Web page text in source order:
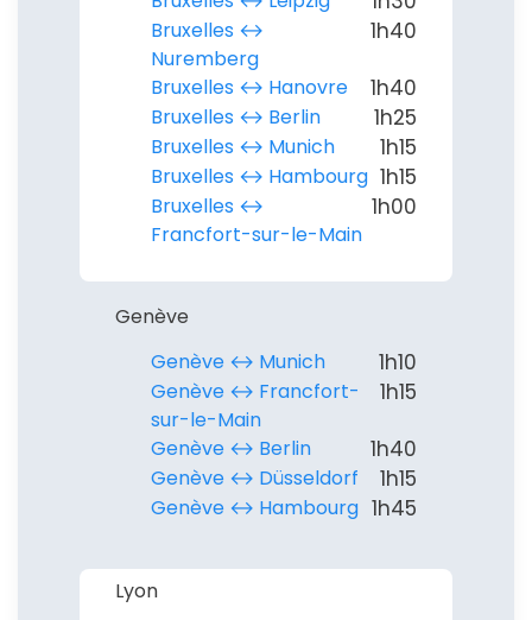
Bruxelles ↔︎
Nuremberg
1h40
Bruxelles ↔︎ Hanovre 1h40
Bruxelles ↔︎ Berlin 1h25
Bruxelles ↔︎ Munich 1h15
Bruxelles ↔︎ Hambourg 1h15
Bruxelles ↔︎
Francfort-sur-le-Main
1h00
Genève
Genève ↔︎ Munich
1h10
Genève ↔︎ Francfort-
sur-le-Main
1h15
Genève ↔︎ Berlin 1h40
Genève ↔︎ Düsseldorf 1h15
Genève ↔︎ Hambourg 1h45
Lyon
Continuer avec Apple
ou connectez-vous par mail
confidentialité.